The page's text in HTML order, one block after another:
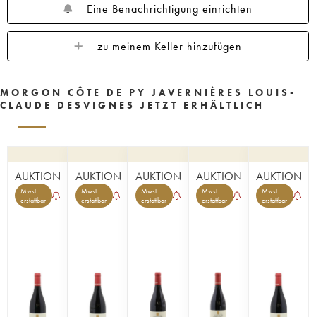
Eine Benachrichtigung einrichten
zu meinem Keller hinzufügen
MORGON CÔTE DE PY JAVERNIÈRES LOUIS-
CLAUDE DESVIGNES JETZT ERHÄLTLICH
AUKTION
Mwst.
erstattbar
AUKTION
Mwst.
erstattbar
AUKTION
Mwst.
erstattbar
AUKTION
Mwst.
erstattbar
AUKTION
Mwst.
erstattbar